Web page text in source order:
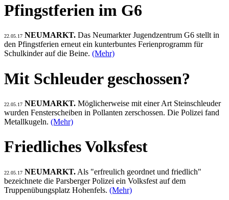
Pfingstferien im G6
22.05.17 NEUMARKT. Das Neumarkter Jugendzentrum G6 stellt in
den Pfingstferien erneut ein kunterbuntes Ferienprogramm für
Schulkinder auf die Beine. (Mehr)
Mit Schleuder geschossen?
22.05.17 NEUMARKT. Möglicherweise mit einer Art Steinschleuder
wurden Fensterscheiben in Pollanten zerschossen. Die Polizei fand
Metallkugeln. (Mehr)
Friedliches Volksfest
22.05.17 NEUMARKT. Als "erfreulich geordnet und friedlich"
bezeichnete die Parsberger Polizei ein Volksfest auf dem
Truppenübungsplatz Hohenfels. (Mehr)